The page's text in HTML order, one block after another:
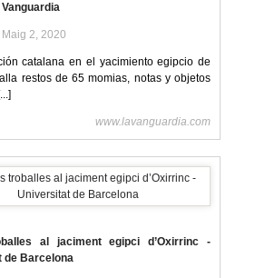
Vanguardia
2, 2020
catalana en el yacimiento egipcio de
restos de 65 momias, notas y objetos
www.lavanguardia.com
al jaciment egipci d’Oxirrinc -
de Barcelona